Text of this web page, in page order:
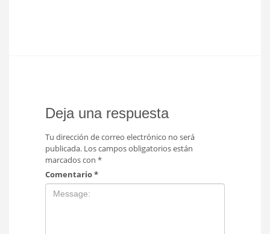
Deja una respuesta
Tu dirección de correo electrónico no será
publicada. Los campos obligatorios están
marcados con *
Comentario*